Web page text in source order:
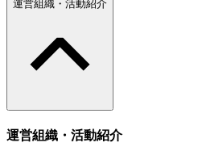
運営組織・活動紹介
運営組織・活動紹介